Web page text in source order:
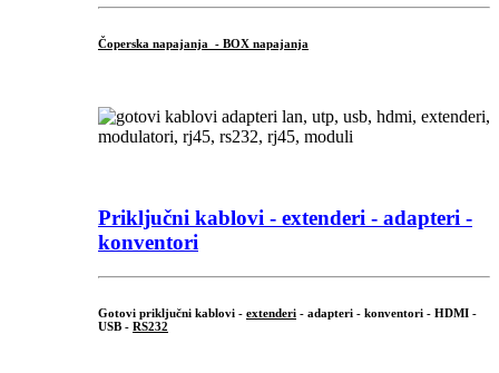
Čoperska napajanja - BOX napajanja
Priključni kablovi - extenderi - adapteri -
konventori
Gotovi priključni kablovi - extenderi - adapteri - konventori - HDMI -
USB - RS232